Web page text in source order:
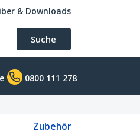
& Downloads
Suche
0800 111 278
Zubehör